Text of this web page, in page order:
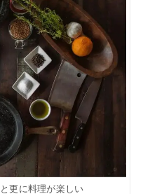
更に料理が楽しい